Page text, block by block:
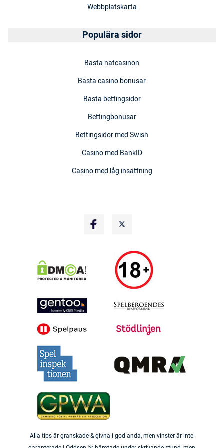
Webbplatskarta
Populära sidor
Bästa nätcasinon
Bästa casino bonusar
Bästa bettingsidor
Bettingbonusar
Bettingsidor med Swish
Casino med BankID
Casino med låg insättning
Alla tips är granskade & givna i god anda, men vinster är inte